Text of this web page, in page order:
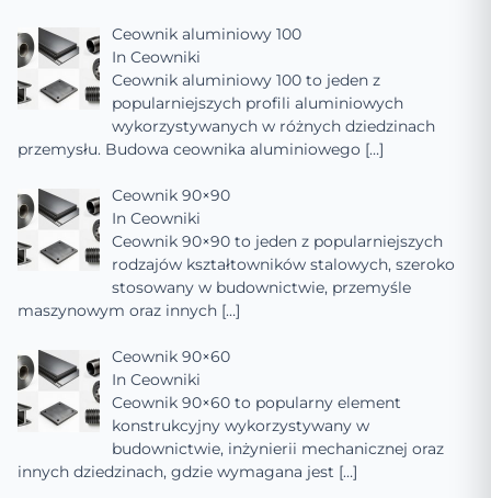
Ceownik aluminiowy 100
In Ceowniki
Ceownik aluminiowy 100 to jeden z
popularniejszych profili aluminiowych
wykorzystywanych w różnych dziedzinach
przemysłu. Budowa ceownika aluminiowego […]
Ceownik 90×90
In Ceowniki
Ceownik 90×90 to jeden z popularniejszych
rodzajów kształtowników stalowych, szeroko
stosowany w budownictwie, przemyśle
maszynowym oraz innych […]
Ceownik 90×60
In Ceowniki
Ceownik 90×60 to popularny element
konstrukcyjny wykorzystywany w
budownictwie, inżynierii mechanicznej oraz
innych dziedzinach, gdzie wymagana jest […]